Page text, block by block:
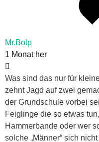
Mr.Bolp
1 Monat her
Was sind das nur für
zehnt Jagd auf zwei
der Grundschule vorbei
Feiglinge die so etwas
Hammerbande oder wer
solche „Männer“ sich